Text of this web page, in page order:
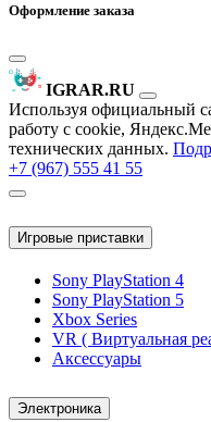
Оформление заказа
IGRAR.RU
Используя официальный
работу с cookie,
технических данных.
+7 (967) 555 41 55
Игровые приставки
Sony PlayStation 4
Sony PlayStation 5
Xbox Series
VR ( Виртуальная
Аксессуары
Электроника